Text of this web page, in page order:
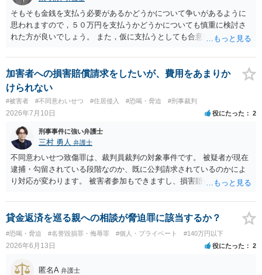
そもそも金銭を支払う必要があるかどうかについて争いがあるように
思われますので，５０万円を支払うかどうかについても慎重に検討さ
れた方が良いでしょう。 また，仮に支払うとしても合意書を交わし，
面を作成したうえで支払いをする必要があるでしょう。 一度弁護士に
相談をされた方が良いかと思われます。
加害者への損害賠償請求をしたいが、費用をあまりか
けられない
#被害者 #不同意わいせつ #住居侵入 #恐喝・脅迫 #刑事裁判
2026年7月10日 役にたった 2
刑事事件に強い弁護士
三村 勇人 弁護士
不同意わいせつ致傷罪は、裁判員裁判の対象事件です。 被疑者が現在
逮捕・勾留されている段階なのか、既に公判請求されているのかによ
り対応が変わります。 被害者参加もできますし、損害賠償命令制度も
第三者を保証人とする内容で債務名義を取得できるの、まずは刑事和
解を検討します。 弁護士に依頼せず、ご自身で手続きを進めることは
できますが、経験上うまくいった例をみたことがありません。 弁護士
へご相談されることをお勧めはいたします。 ※余談ですが、被害者通
知を依頼すると現在の検察庁での捜査進行や公判期日を知ることがで
きますので、送致後であれば検察庁に電話してみてください。
貸金返済を巡る親への相談が脅迫罪に該当するか？
#恐喝・脅迫 #名誉毀損罪・侮辱罪 #個人・プライベート #140万円以下
2026年6月13日 役にたった 2
匿名A 弁護士